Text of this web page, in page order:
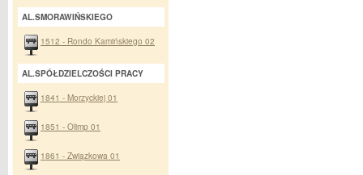
AL.SMORAWIŃSKIEGO
1512 - Rondo Kamińskiego 02
AL.SPÓŁDZIELCZOŚCI PRACY
1841 - Morzyckiej 01
1851 - Olimp 01
1861 - Związkowa 01